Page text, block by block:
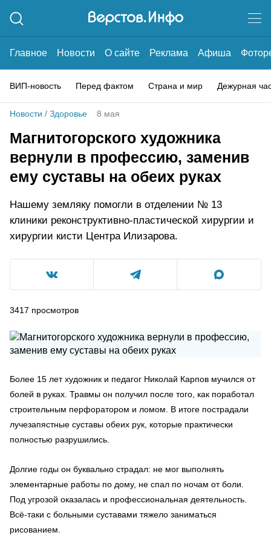
Главное Новости О сайте Реклама Афиша
ВИП-новость Перед фактом Страна и мир Дежурная
Новости / Здоровье 8 мая
Магнитогорского художника
вернули в профессию, заменив
ему суставы на обеих руках
Нашему земляку помогли в отделении № 13
клиники реконструктивно-пластической хирургии и
хирургии кисти Центра Илизарова.
3417 просмотров
Более 15 лет художник и педагог Николай Карпов мучился от
болей в руках. Травмы он получил после того, как поработал
строительным перфоратором и ломом. В итоге пострадали
лучезапястные суставы обеих рук, которые практически
полностью разрушились.
Долгие годы он буквально страдал: не мог выполнять
элементарные работы по дому, не спал по ночам от боли.
Под угрозой оказалась и профессиональная деятельность.
Всё-таки с больными суставами тяжело заниматься
рисованием.